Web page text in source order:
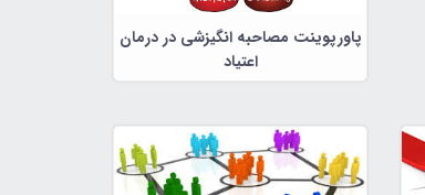
پاورپوینت مصاحبه انگیزشی در درمان
اعتیاد